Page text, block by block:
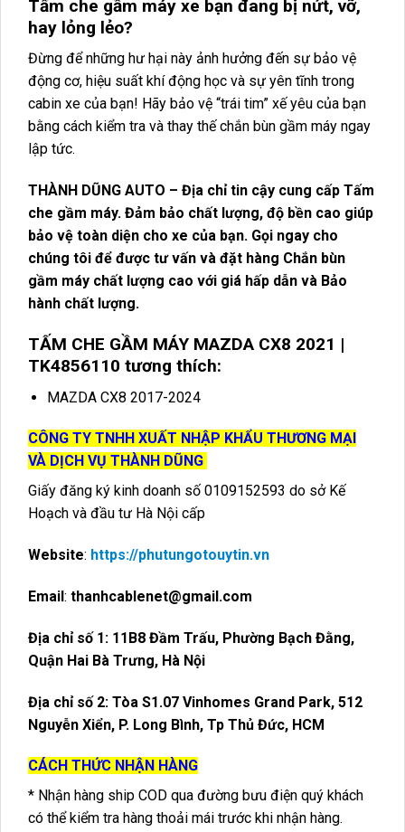
Tấm che gầm máy xe bạn đang bị nứt, vỡ,
hay lỏng lẻo?
Đừng để những hư hại này ảnh hưởng đến sự bảo vệ
động cơ, hiệu suất khí động học và sự yên tĩnh trong
cabin xe của bạn! Hãy bảo vệ “trái tim” xế yêu của bạn
bằng cách kiểm tra và thay thế chắn bùn gầm máy ngay
lập tức.
THÀNH DŨNG AUTO – Địa chỉ tin cậy cung cấp Tấm
che gầm máy. Đảm bảo chất lượng, độ bền cao giúp
bảo vệ toàn diện cho xe của bạn. Gọi ngay cho
chúng tôi để được tư vấn và đặt hàng Chắn bùn
gầm máy chất lượng cao với giá hấp dẫn và Bảo
hành chất lượng.
TẤM CHE GẦM MÁY MAZDA CX8 2021 |
TK4856110 tương thích:
MAZDA CX8 2017-2024
CÔNG TY TNHH XUẤT NHẬP KHẨU THƯƠNG MẠI
VÀ DỊCH VỤ THÀNH DŨNG
Giấy đăng ký kinh doanh số 0109152593 do sở Kế
Hoạch và đầu tư Hà Nội cấp
Website: https://phutungotouytin.vn
Email: thanhcablenet@gmail.com
Địa chỉ số 1: 11B8 Đầm Trấu, Phường Bạch Đằng,
Quận Hai Bà Trưng, Hà Nội
Địa chỉ số 2: Tòa S1.07 Vinhomes Grand Park, 512
Nguyễn Xiển, P. Long Bình, Tp Thủ Đức, HCM
CÁCH THỨC NHẬN HÀNG
* Nhận hàng ship COD qua đường bưu điện quý khách
có thể kiểm tra hàng thoải mái trước khi nhận hàng.